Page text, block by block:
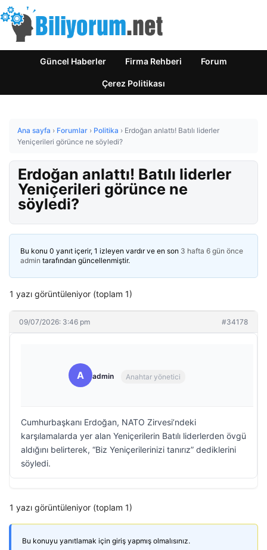
Güncel Haberler Firma Rehberi Forum
Çerez Politikası
Ana sayfa › Forumlar › Politika › Erdoğan anlattı! Batılı liderler
Yeniçerileri görünce ne söyledi?
Erdoğan anlattı! Batılı liderler
Yeniçerileri görünce ne
söyledi?
Bu konu 0 yanıt içerir, 1 izleyen vardır ve en son 3 hafta 6 gün önce
admin tarafından güncellenmiştir.
1 yazı görüntüleniyor (toplam 1)
09/07/2026: 3:46 pm #34178
A admin Anahtar yönetici
Cumhurbaşkanı Erdoğan, NATO Zirvesi’ndeki
karşılamalarda yer alan Yeniçerilerin Batılı liderlerden övgü
aldığını belirterek, “Biz Yeniçerilerinizi tanırız” dediklerini
söyledi.
1 yazı görüntüleniyor (toplam 1)
Bu konuyu yanıtlamak için giriş yapmış olmalısınız.